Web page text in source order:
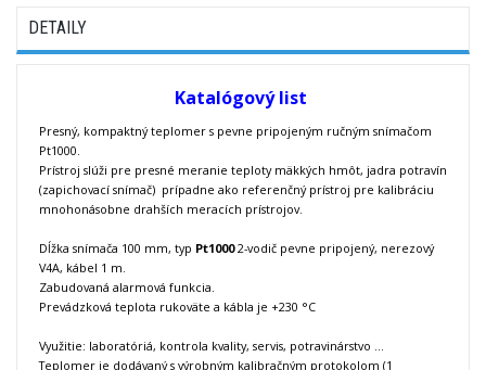
DETAILY
Katalógový list
Presný, kompaktný teplomer s pevne pripojeným ručným snímačom
Pt1000.
Prístroj slúži pre presné meranie teploty mäkkých hmôt, jadra potravín
(zapichovací snímač) prípadne ako referenčný prístroj pre kalibráciu
mnohonásobne drahších meracích prístrojov.
Dĺžka snímača 100 mm, typ Pt10002-vodič pevne pripojený, nerezový
V4A, kábel 1 m.
Zabudovaná alarmová funkcia.
Prevádzková teplota rukoväte a kábla je +230 °C
Využitie: laboratóriá, kontrola kvality, servis, potravinárstvo ...
Teplomer je dodávaný s výrobným kalibračným protokolom (1